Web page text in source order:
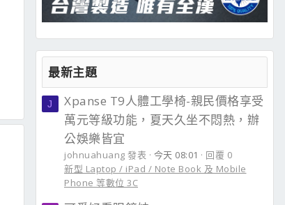
最新主題
J
Xpanse T9人體工學椅-親民價格享受
萬元等級功能，夏天久坐不悶熱，辦
公娛樂皆宜
johnuahuang 發表 今天 08:01
回覆 0
新型 Laptop / iPad / Note Book 及 Mobile
Phone 等數位 3C